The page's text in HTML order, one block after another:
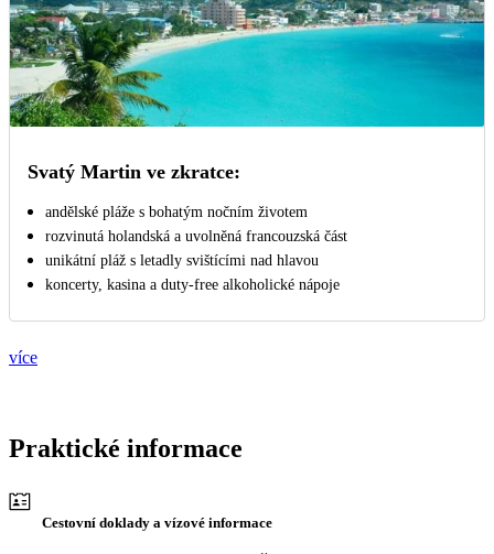
Svatý Martin ve zkratce:
andělské pláže s bohatým nočním životem
rozvinutá holandská a uvolněná francouzská část
unikátní pláž s letadly svištícími nad hlavou
koncerty, kasina a duty-free alkoholické nápoje
více
Praktické informace
Cestovní doklady a vízové informace